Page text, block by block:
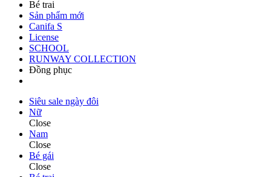
Bé trai
Sản phẩm mới
Canifa S
License
SCHOOL
RUNWAY COLLECTION
Đồng phục
Siêu sale ngày đôi
Nữ
Close
Nam
Close
Bé gái
Close